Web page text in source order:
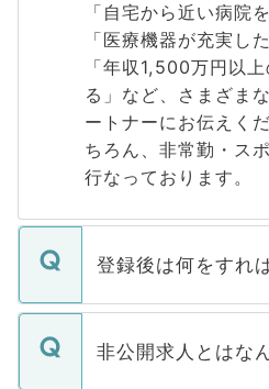
「自宅から近い病院
「医療機器が充実し
「年収1,500万円以
る」など、さまざま
ートナーにお伝えく
ちろん、非常勤・ス
行なっております。
登録後は何をすれ
ご登録いただきまし
登録内容を確認し、
非公開求人とはな